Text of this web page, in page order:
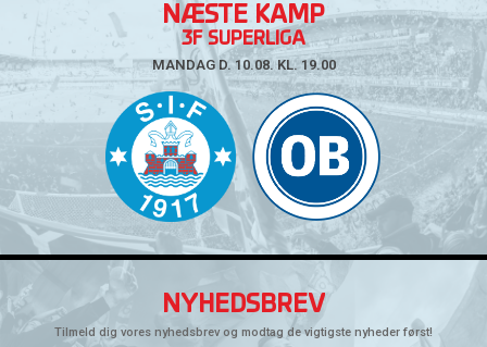
NÆSTE KAMP
3F SUPERLIGA
MANDAG D. 10.08. KL. 19.00
NYHEDSBREV
Tilmeld dig vores nyhedsbrev og modtag de vigtigste nyheder først!